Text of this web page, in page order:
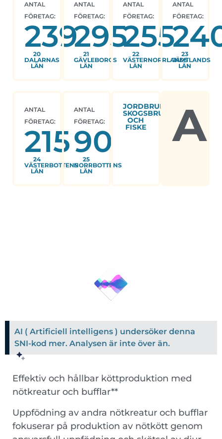
ANTAL
FÖRETAG:
239
20
DALARNAS
LÄN
ANTAL
FÖRETAG:
295
21
GÄVLEBORGS
LÄN
ANTAL
FÖRETAG:
255
22
VÄSTERNORRLANDS
LÄN
ANTAL
FÖRETAG:
23
JÄMTLANDS
LÄN
ANTAL
FÖRETAG:
215
24
VÄSTERBOTTENS
LÄN
ANTAL
FÖRETAG:
90
25
NORRBOTTENS
LÄN
JORDBRUK,
SKOGSBRUK
OCH
FISKE A
AI ( Artificiell intelligens ) undersöker denna
SNI-kod mer. Analysen är inte över än.
Effektiv och hållbar köttproduktion med
nötkreatur och bufflar**
Uppfödning av andra nötkreatur och bufflar
fokuserar på produktion av nötkött genom